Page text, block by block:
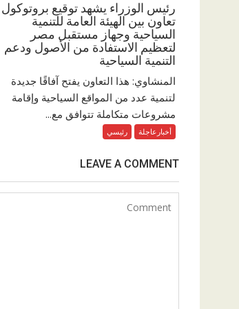
رئيس الوزراء يشهد توقيع بروتوكول
تعاون بين الهيئة العامة للتنمية
السياحية وجهاز مستقبل مصر
لتعظيم الاستفادة من الأصول ودعم
التنمية السياحية
المنشاوي: هذا التعاون يفتح آفاقًا جديدة
لتنمية عدد من المواقع السياحية وإقامة
مشروعات متكاملة تتوافق مع...
أخبارعاجلة رئيسي
LEAVE A COMMENT